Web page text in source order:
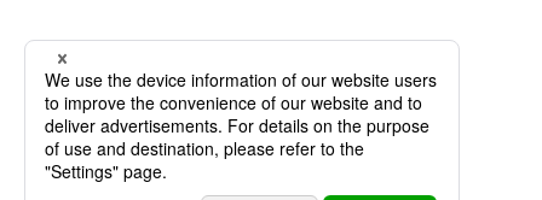
Copyright © SAKATA INX CORPORATION. All Rights Reserved.